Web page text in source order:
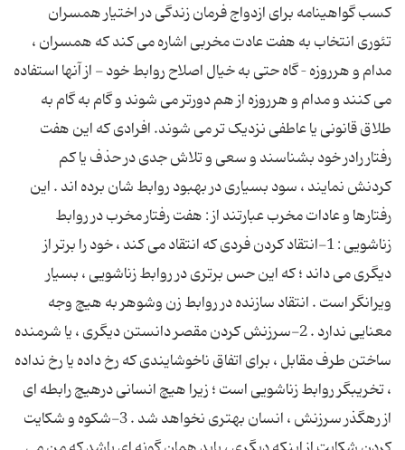
کسب گواهینامه برای ازدواج فرمان زندگی در اختیار همسران
تئوری انتخاب به هفت عادت مخربی اشاره می کند که همسران ،
مدام و هرروزه – گاه حتی به خیال اصلاح روابط خود - از آنها استفاده
می کنند و مدام و هرروزه از هم دورتر می شوند و گام به گام به
طلاق قانونی یا عاطفی نزدیک تر می شوند. افرادی که این هفت
رفتار رادر خود بشناسند و سعی و تلاش جدی در حذف یا کم
کردنش نمایند ، سود بسیاری در بهبود روابط شان برده اند . این
رفتارها و عادات مخرب عبارتند از : هفت رفتار مخرب در روابط
زناشویی : 1-انتقاد کردن فردی که انتقاد می کند ، خود را برتر از
دیگری می داند ؛ که این حس برتری در روابط زناشویی ، بسیار
ویرانگر است . انتقاد سازنده در روابط زن وشوهر به هیچ وجه
معنایی ندارد . 2-سرزنش کردن مقصر دانستن دیگری ، یا شرمنده
ساختن طرف مقابل ، برای اتفاق ناخوشایندی که رخ داده یا رخ نداده
، تخریبگر روابط زناشویی است ؛ زیرا هیچ انسانی درهیچ رابطه ای
از رهگذر سرزنش ، انسان بهتری نخواهد شد . 3-شکوه و شکایت